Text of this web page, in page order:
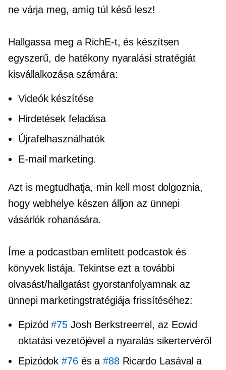
ne várja meg, amíg túl késő lesz!
Hallgassa meg a RichE-t, és készítsen
egyszerű, de hatékony nyaralási stratégiát
kisvállalkozása számára:
Videók készítése
Hirdetések feladása
Újrafelhasználhatók
E-mail marketing.
Azt is megtudhatja, min kell most dolgoznia,
hogy webhelye készen álljon az ünnepi
vásárlók rohanására.
Íme a podcastban említett podcastok és
könyvek listája. Tekintse ezt a további
olvasást/hallgatást gyorstanfolyamnak az
ünnepi marketingstratégiája frissítéséhez:
Epizód#75 Josh Berkstreerrel, az Ecwid
oktatási vezetőjével a nyaralás sikertervéről
Epizódok#76és a#88Ricardo Lasával a